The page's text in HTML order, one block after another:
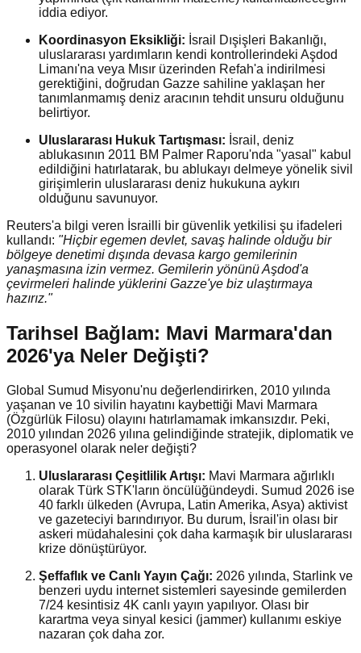
iddia ediyor.
Koordinasyon Eksikliği: İsrail Dışişleri Bakanlığı,
uluslararası yardımların kendi kontrollerindeki Aşdod
Limanı'na veya Mısır üzerinden Refah'a indirilmesi
gerektiğini, doğrudan Gazze sahiline yaklaşan her
tanımlanmamış deniz aracının tehdit unsuru olduğunu
belirtiyor.
Uluslararası Hukuk Tartışması: İsrail, deniz
ablukasının 2011 BM Palmer Raporu'nda "yasal" kabul
edildiğini hatırlatarak, bu ablukayı delmeye yönelik sivil
girişimlerin uluslararası deniz hukukuna aykırı
olduğunu savunuyor.
Reuters'a bilgi veren İsrailli bir güvenlik yetkilisi şu ifadeleri
kullandı: "Hiçbir egemen devlet, savaş halinde olduğu bir
bölgeye denetimi dışında devasa kargo gemilerinin
yanaşmasına izin vermez. Gemilerin yönünü Aşdod'a
çevirmeleri halinde yüklerini Gazze'ye biz ulaştırmaya
hazırız."
Tarihsel Bağlam: Mavi Marmara'dan
2026'ya Neler Değişti?
Global Sumud Misyonu'nu değerlendirirken, 2010 yılında
yaşanan ve 10 sivilin hayatını kaybettiği Mavi Marmara
(Özgürlük Filosu) olayını hatırlamamak imkansızdır. Peki,
2010 yılından 2026 yılına gelindiğinde stratejik, diplomatik ve
operasyonel olarak neler değişti?
Uluslararası Çeşitlilik Artışı: Mavi Marmara ağırlıklı
olarak Türk STK'ların öncülüğündeydi. Sumud 2026 ise
40 farklı ülkeden (Avrupa, Latin Amerika, Asya) aktivist
ve gazeteciyi barındırıyor. Bu durum, İsrail'in olası bir
askeri müdahalesini çok daha karmaşık bir uluslararası
krize dönüştürüyor.
Şeffaflık ve Canlı Yayın Çağı: 2026 yılında, Starlink ve
benzeri uydu internet sistemleri sayesinde gemilerden
7/24 kesintisiz 4K canlı yayın yapılıyor. Olası bir
karartma veya sinyal kesici (jammer) kullanımı eskiye
nazaran çok daha zor.